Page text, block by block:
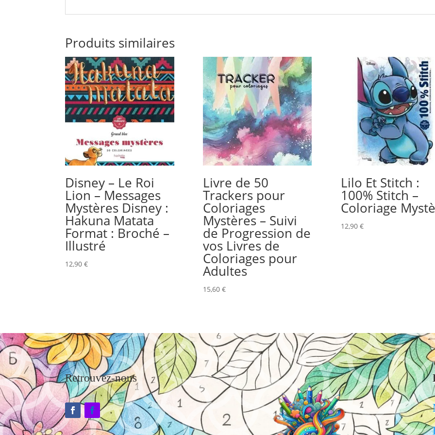
Produits similaires
Disney – Le Roi
Lion – Messages
Mystères Disney :
Hakuna Matata
Format : Broché –
Illustré
12,90€
Livre de 50
Trackers pour
Coloriages
Mystères – Suivi
de Progression de
vos Livres de
Coloriages pour
Adultes
15,60 €
Lilo Et Stitch :
100% Stitch –
Coloriage
12,90 €
Retrouvez-nous